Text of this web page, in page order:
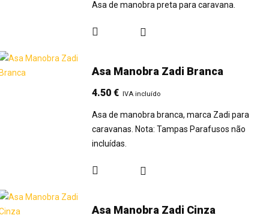
Asa de manobra preta para caravana.
Asa Manobra Zadi Branca
4.50€ IVA incluído
Asa de manobra branca, marca Zadi para
caravanas. Nota: Tampas Parafusos não
incluídas.
Asa Manobra Zadi Cinza